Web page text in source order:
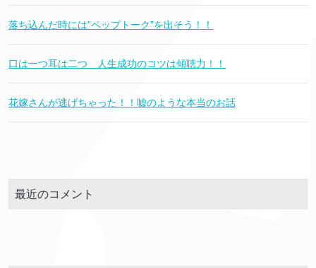
落ち込んだ時には”ペップトーク”を出そう！！
口は一つ耳は二つ 人生成功のコツは傾聴力！！
花嫁さんが逃げちゃった！！嘘のような本当のお話
最近のコメント